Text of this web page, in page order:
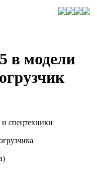
в модели
спецтехники